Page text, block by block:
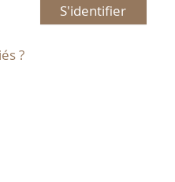
S'identifier
?